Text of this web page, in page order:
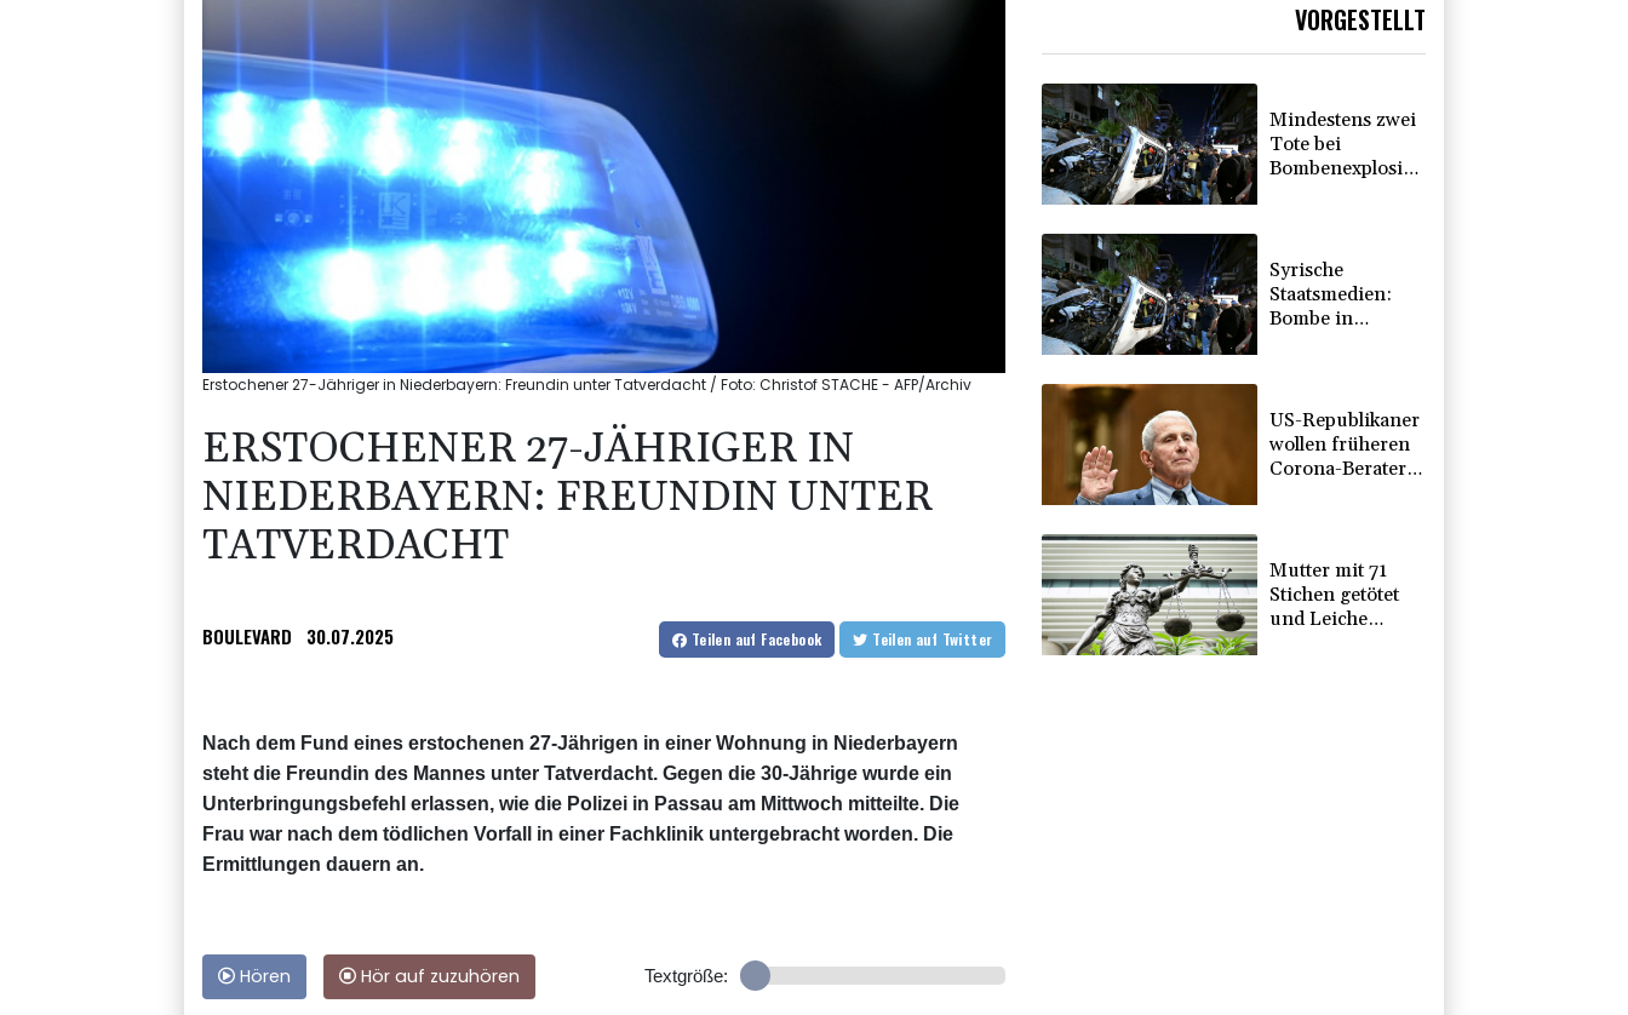
Erstochener 27-Jähriger in Niederbayern: Freundin unter Tatverdacht / Foto: Christof STACHE - AFP/Archiv
ERSTOCHENER 27-JÄHRIGER IN
NIEDERBAYERN: FREUNDIN UNTER
TATVERDACHT
BOULEVARD 30.07.2025 Teilen auf Facebook Teilen auf Twitter
Nach dem Fund eines erstochenen 27-Jährigen in einer Wohnung in Niederbayern
steht die Freundin des Mannes unter Tatverdacht. Gegen die 30-Jährige wurde ein
Unterbringungsbefehl erlassen, wie die Polizei in Passau am Mittwoch mitteilte. Die
Frau war nach dem tödlichen Vorfall in einer Fachklinik untergebracht worden. Die
Ermittlungen dauern an.
Hören Hör auf zuzuhören Textgröße:
VORGESTELLT
Mindestens zwei
Tote bei
Bombenexplosion
Syrische
Staatsmedien:
Bombe in
US-Republikaner
wollen früheren
Corona-Berater
Mutter mit 71
Stichen getötet
und Leiche